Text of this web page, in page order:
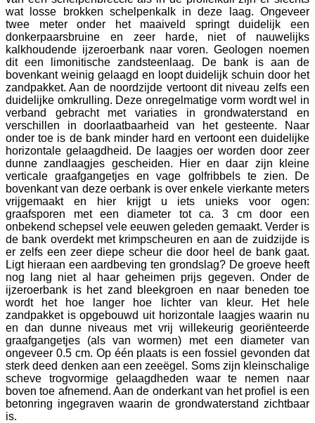
wat losse brokken schelpenkalk in deze laag. Ongeveer
twee meter onder het maaiveld springt duidelijk een
donkerpaarsbruine en zeer harde, niet of nauwelijks
kalkhoudende ijzeroerbank naar voren. Geologen noemen
dit een limonitische zandsteenlaag. De bank is aan de
bovenkant weinig gelaagd en loopt duidelijk schuin door het
zandpakket. Aan de noordzijde vertoont dit niveau zelfs een
duidelijke omkrulling. Deze onregelmatige vorm wordt wel in
verband gebracht met variaties in grondwaterstand en
verschillen in doorlaatbaarheid van het gesteente. Naar
onder toe is de bank minder hard en vertoont een duidelijke
horizontale gelaagdheid. De laagjes oer worden door zeer
dunne zandlaagjes gescheiden. Hier en daar zijn kleine
verticale graafgangetjes en vage golfribbels te zien. De
bovenkant van deze oerbank is over enkele vierkante meters
vrijgemaakt en hier krijgt u iets unieks voor ogen:
graafsporen met een diameter tot ca. 3 cm door een
onbekend schepsel vele eeuwen geleden gemaakt. Verder is
de bank overdekt met krimpscheuren en aan de zuidzijde is
er zelfs een zeer diepe scheur die door heel de bank gaat.
Ligt hieraan een aardbeving ten grondslag? De groeve heeft
nog lang niet al haar geheimen prijs gegeven. Onder de
ijzeroerbank is het zand bleekgroen en naar beneden toe
wordt het hoe langer hoe lichter van kleur. Het hele
zandpakket is opgebouwd uit horizontale laagjes waarin nu
en dan dunne niveaus met vrij willekeurig georiënteerde
graafgangetjes (als van wormen) met een diameter van
ongeveer 0.5 cm. Op één plaats is een fossiel gevonden dat
sterk deed denken aan een zeeëgel. Soms zijn kleinschalige
scheve trogvormige gelaagdheden waar te nemen naar
boven toe afnemend. Aan de onderkant van het profiel is een
betonring ingegraven waarin de grondwaterstand zichtbaar
is.